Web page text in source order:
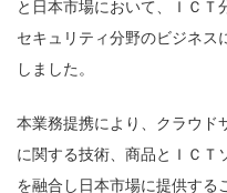
株式会社ブレインナビオン
株式会社カナリアコミュニケー
株式会社アグリマスターズ
採用専用ページ
書籍購入
エンジニア募集
X
Facebook
と日本市場において、ＩＣＴ
セキュリティ分野のビジネス
しました。
本業務提携により、クラウド
に関する技術、商品とＩＣＴ
を融合し日本市場に提供する